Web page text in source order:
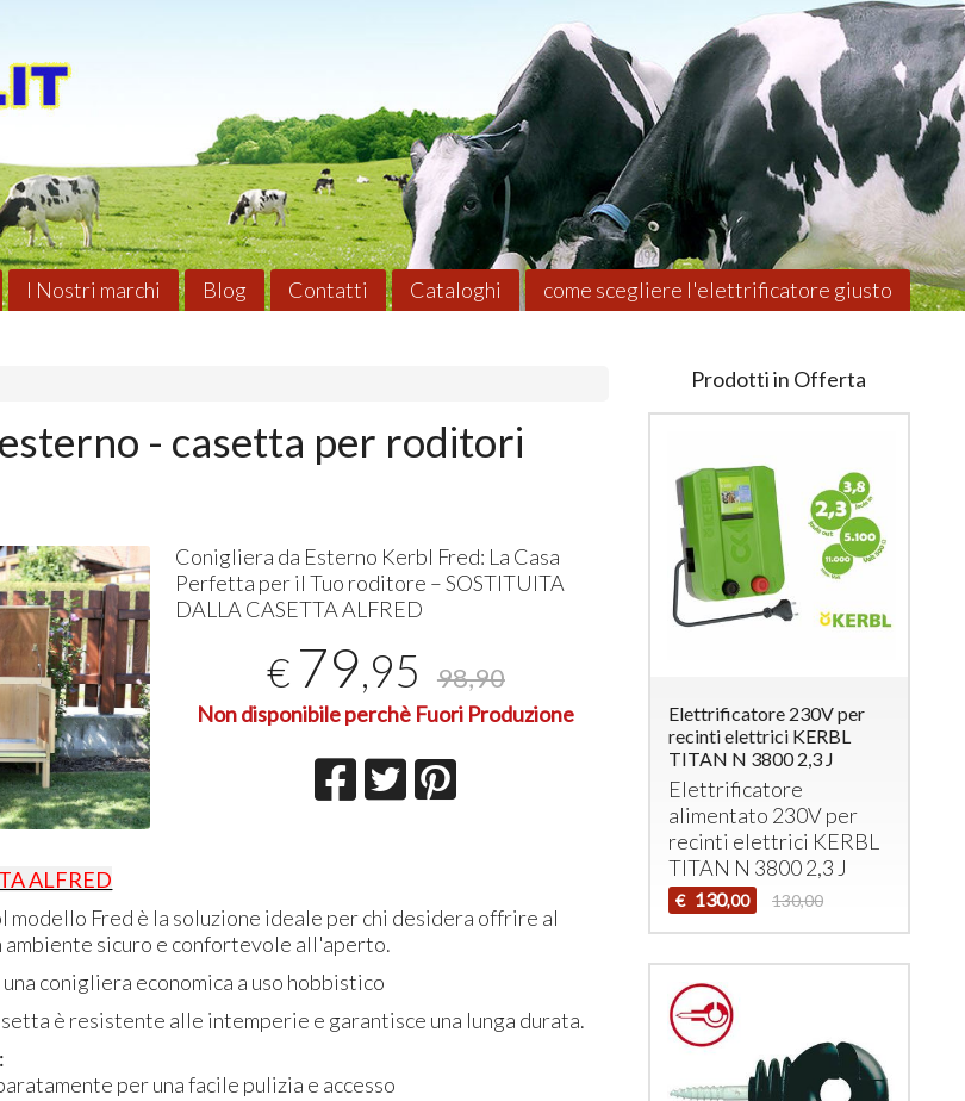
I Nostri marchi Blog Contatti Cataloghi come scegliere l'elettrificatore giusto
- casetta per roditori
Conigliera da Esterno Kerbl Fred: La Casa
Perfetta per il Tuo roditore –SOSTITUITA
DALLA CASETTAALFRED
€ 79,95 98,90
Non disponibile perchè Fuori Produzione
ALFRED
modello Fred è la soluzione ideale per chi desidera offrire al
sicuro e confortevole all'aperto.
conigliera economica a uso hobbistico
è resistente alle intemperie e garantisce una lunga durata.
per una facile pulizia e accesso
Prodotti in Offerta
Elettrificatore 230V per
recinti elettrici KERBL
TITAN N 3800 2,3 J
Elettrificatore
alimentato 230V per
recinti elettrici KERBL
TITAN N 3800 2,3 J
€ 130,00 130,00